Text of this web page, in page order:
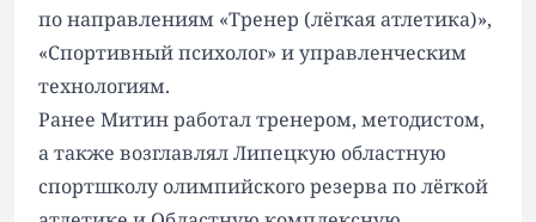
по направлениям «Тренер (лёгкая атлетика)»,
«Спортивный психолог» и управленческим
технологиям.
Ранее Митин работал тренером, методистом,
а также возглавлял Липецкую областную
спортшколу олимпийского резерва по лёгкой